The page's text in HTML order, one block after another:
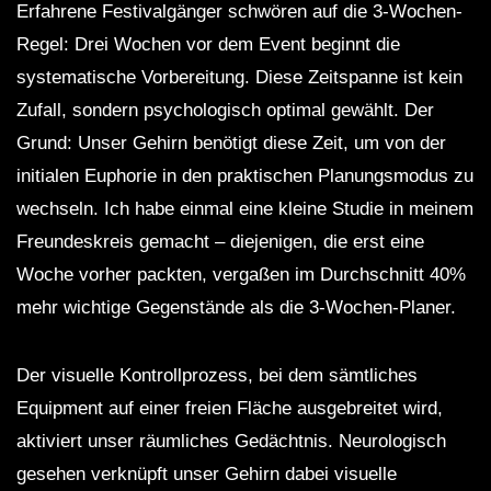
Erfahrene Festivalgänger schwören auf die 3-Wochen-
Regel: Drei Wochen vor dem Event beginnt die
systematische Vorbereitung. Diese Zeitspanne ist kein
Zufall, sondern psychologisch optimal gewählt. Der
Grund: Unser Gehirn benötigt diese Zeit, um von der
initialen Euphorie in den praktischen Planungsmodus zu
wechseln. Ich habe einmal eine kleine Studie in meinem
Freundeskreis gemacht – diejenigen, die erst eine
Woche vorher packten, vergaßen im Durchschnitt 40%
mehr wichtige Gegenstände als die 3-Wochen-Planer.
Der visuelle Kontrollprozess, bei dem sämtliches
Equipment auf einer freien Fläche ausgebreitet wird,
aktiviert unser räumliches Gedächtnis. Neurologisch
gesehen verknüpft unser Gehirn dabei visuelle